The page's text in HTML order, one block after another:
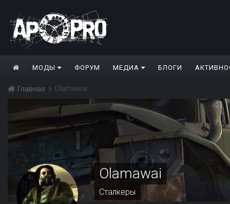
МОДЫ ФОРУМ МЕДИА БЛОГИ
Главная Olamawai
Olamawai
Сталкеры